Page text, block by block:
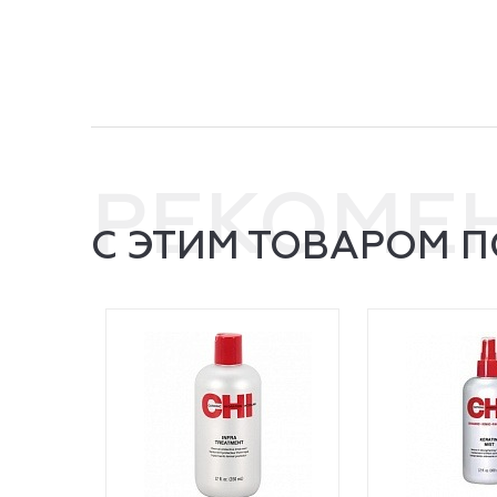
С ЭТИМ ТОВАРОМ